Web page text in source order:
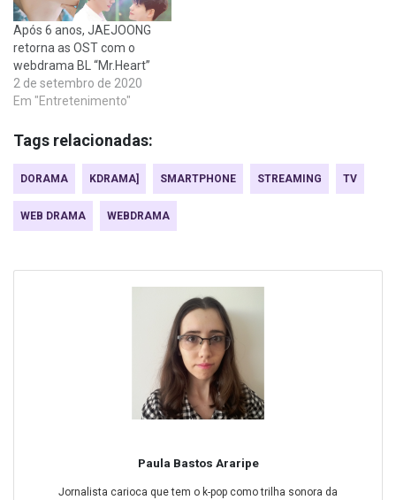
Após 6 anos, JAEJOONG
retorna as OST com o
webdrama BL “Mr.Heart”
2 de setembro de 2020
Em "Entretenimento"
Tags relacionadas:
DORAMA KDRAMA] SMARTPHONE STREAMING TV
WEB DRAMA WEBDRAMA
Paula Bastos Araripe
Jornalista carioca que tem o k-pop como trilha sonora da